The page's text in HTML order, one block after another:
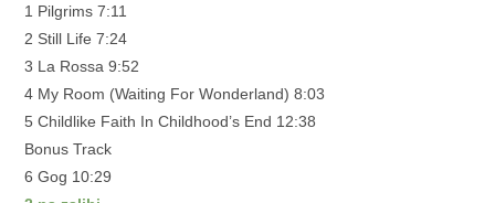
1 Pilgrims 7:11
2 Still Life 7:24
3 La Rossa 9:52
4 My Room (Waiting For Wonderland) 8:03
5 Childlike Faith In Childhood’s End 12:38
Bonus Track
6 Gog 10:29